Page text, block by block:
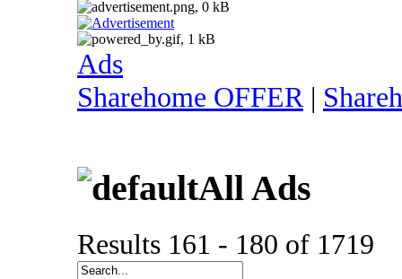
Ads
Sharehome OFFER|
All Ads
Results 161 - 180 of 1719